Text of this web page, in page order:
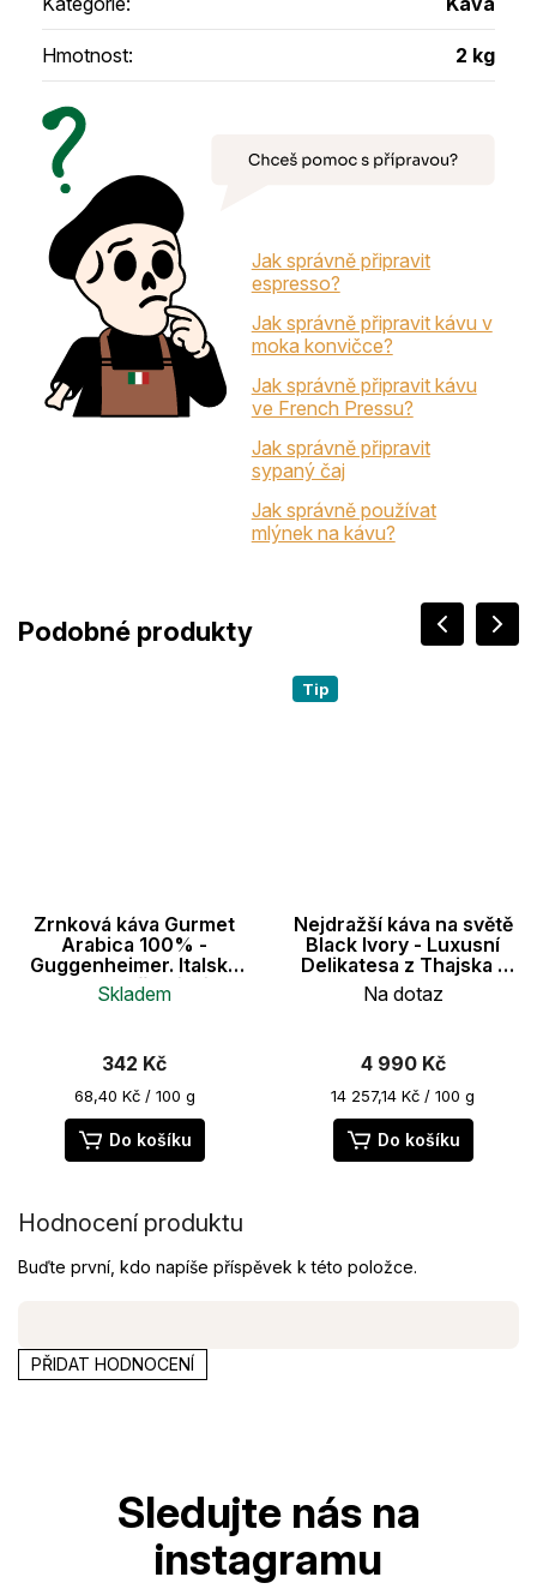
Hmotnost: 2 kg
Jak správně připravit
espresso?
Jak správně připravit kávu v
moka konvičce?
Jak správně připravit kávu
ve French Pressu?
Jak správně připravit
sypaný čaj
Jak správně používat
mlýnek na kávu?
Zrnková káva Gurmet
Arabica 100% -
Guggenheimer. Italská
pomalu pražená káva.
Krémová chůť perfektní
produktu
je
5,0
z
5
Skladem
342 Kč
Měrná
cena:
68,40 Kč / 100 g
Do košíku
Tip
Nejdražší káva na světě
Black Ivory - Luxusní
Delikatesa z Thajska -
35g
Na dotaz
4 990 Kč
Měrná
cena:
14 257,14 Kč / 100 g
Do košíku
Hodnocení produktu
Buďte první, kdo napíše příspěvek k této položce.
PŘIDAT HODNOCENÍ